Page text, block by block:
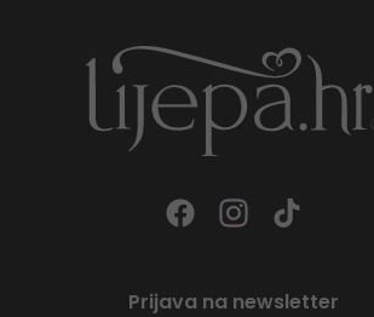
Prijava na newsletter